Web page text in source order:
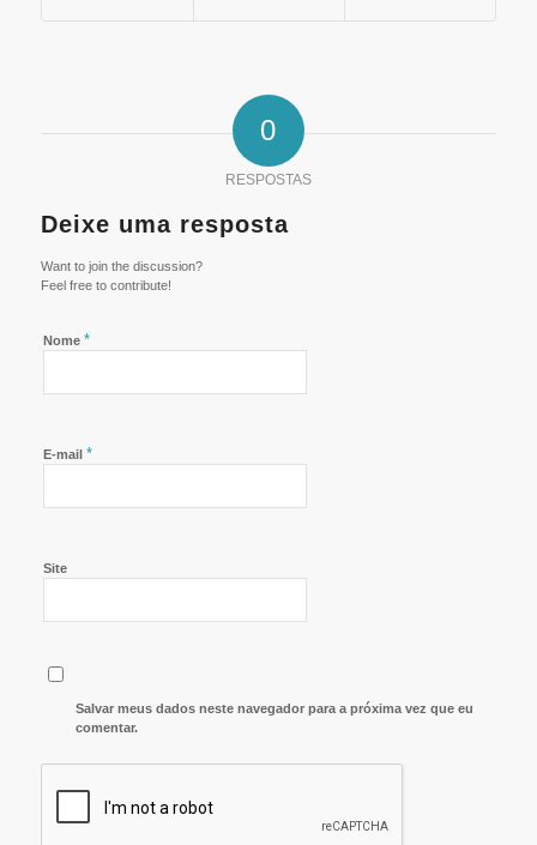
0
RESPOSTAS
Deixe uma resposta
Want to join the discussion?
Feel free to contribute!
Nome *
E-mail *
Site
Salvar meus dados neste navegador para a próxima vez que eu
comentar.